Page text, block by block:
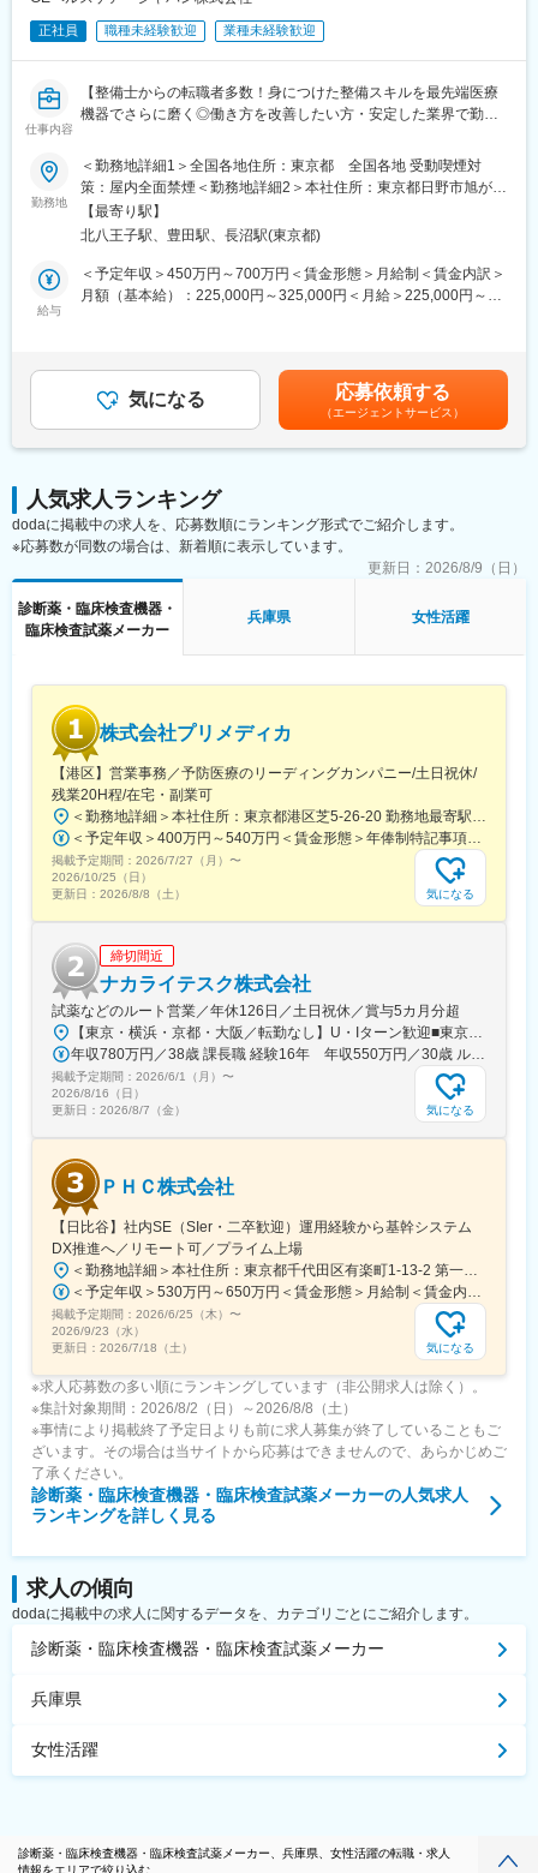
す。
約1か月ほど製剤などの研修を行い、顧客先への訪問は先輩社員と
同行していただくことを想定しています。
変更の範囲：会社の定める業務
医療機関や検査センターで使用される臨床検査機器になります。
査の質や生産性向上に貢献することができます。実際に本ポジシ
ョンからの声で製品改良に繋がった事例が複数あり、オープンな
■働き方：
・月平均残業時間は20時間程度
・機器の新規設置は夕方～夜にかけて行うケースが月に数回あり
します。夜間/休日の対応は週単位でチームで当番制で行ってお
り、特定の人員が多くならないようにしています。また、当番や
入社後6か月間は東京本社での研修を予定しております。（遠方の
方は住居を手配します。）取り扱い製品数は多いですが、支店配
属後も先輩社員との同行を通して業務習得していただくため、業
す。
変更の範囲：会社の定める業務
正社員 職種未経験歓迎 業種未経験歓迎
仕事内容
【整備士からの転職者多数！身につけた整備スキルを最先端医療
機器でさらに磨く◎働き方を改善したい方・安定した業界で勤務
ー】
■業務内容：
医療画像診断装置（CT,MRI）、超音波診断装置や麻酔器、生体モ
ニターを展開する同社のサービスステーションの一員として、下
記のような業務をお任せします。
・医療装置の保守 修理、点検等メンテナンス
に着けることで自然と対応が可能になりますのでご安心くださ
い。
スキルを備えたあとは土日や夜間（当番制）に呼び出し（月2, 3回
程度）はありますが、一次対応はコールセンターが行い、現場で
の対応が必要な場合のみ、出勤します。
また呼び出し手当、待機手当、時間外出勤手当などはしっかり完
こちらはスキルを備えられたことが確認できたのちに入ることに
なりますので、新人の内から対応を求められることはありませ
不明な点は本部アプリケーションエンジニアなどがいるため、最
初は専門的な知識はそこまで持っていなくても大丈夫です。
■研修制度：
各営業所の先輩社員とOJT形式で半年～1年程度かけて育成を行い
ます。過去にも未経験の方も多く入社していますのでご安心くだ
さい。
■長期的な就業可能：
自己都合の退職も3~5％と大手日系メーカーと同様に非常に長く
働ける環境です。
■キャリアパス：
機械だけでなく電気やITの知識も身に着けることができます。
エンジニアのキャリアパスは無限であり、社内公募制度によりサ
ービスマネージャーとして現場のマネジメント、本社工場での製
品開発・改良、サービス体制の仕組み作りなどキャリア構築が可
変更の範囲：会社の定める業務
勤務地
＜勤務地詳細1＞全国各地住所：東京都 全国各地 受動喫煙対
策：屋内全面禁煙＜勤務地詳細2＞本社住所：東京都日野市旭が丘
4-7-127 勤務地最寄駅：JR中央線／豊田駅受動喫煙対策：屋内全
面禁煙変更の範囲：会社の定める事業所（リモートワーク含む）
【最寄り駅】
北八王子駅、豊田駅、長沼駅(東京都)
給与
＜予定年収＞450万円～700万円＜賃金形態＞月給制＜賃金内訳＞
月額（基本給）：225,000円～325,000円＜月給＞225,000円～
までも目安の金額であり、選考を通じて上下する可能性がありま
す。賃金はあくまでも目安の金額であり、選考を通じて上下する
可能性があります。月給(月額)は固定手当を含めた表記です。
気になる 応募依頼する
（エージェントサービス）
人気求人ランキング
dodaに掲載中の求人を、応募数順にランキング形式でご紹介します。
※応募数が同数の場合は、新着順に表示しています。
更新日： 2026/8/9（日）
診断薬・臨床検査機器・
臨床検査試薬メーカー
兵庫県 女性活躍
株式会社プリメディカ
【港区】営業事務／予防医療のリーディングカンパニー/土日祝休/
残業20H程/在宅・副業可
＜勤務地詳細＞本社住所：東京都港区芝5-26-20 勤務地最寄駅：都営大江戸線／大門駅受動喫煙対策：屋内全面禁煙変更の範囲：会社の定める事業所（リモートワーク含む）
＜予定年収＞400万円～540万円＜賃金形態＞年俸制特記事項なし＜賃金内訳＞年額（基本給）：3,210,000円～4,653,360円固定残業手当/月：65,462円～112,220円（固定残業時間30時間0分/月）超過した時間外労働の残業手当は追加支給＜月額＞332,962円～500,000円（12分割）（一律手当を含む）＜昇給有無＞有＜残業手当＞有賃金はあくまでも目安の金額であり、選考を通じて上下する可能性があります。月給(月額)は固定手当を含めた表記です。
掲載予定期間： 2026/7/27（月） 〜
2026/10/25（日）
更新日： 2026/8/8（土） 気になる
締切間近
ナカライテスク株式会社
試薬などのルート営業／年休126日／土日祝休／賞与5カ月分超
【東京・横浜・京都・大阪／転勤なし】U・Iターン歓迎■東京営業所東京都新宿区百人町2-19-13＜アクセス＞JR「新大久保駅」から徒歩6分■横浜営業所神奈川県横浜市中区太田町6-84-2 大樹生命横浜桜木町ビル1F＜アクセス＞横浜高速鉄道「馬車道駅」から徒歩3分JR「桜木町駅」から徒歩7分■本社営業所（京都市）京都市中京区二条通烏丸西入東玉屋町498＜アクセス＞地下鉄 烏丸線「烏丸御池駅」から徒歩5分■大阪営業所大阪府吹田市出口町4-1＜アクセス＞JR「吹田駅」から徒歩8分※原則、転居を伴う転勤はありません。※受動喫煙対策：屋内全面禁煙（屋上に喫煙スペースあり）
年収780万円／38歳 課長職 経験16年 年収550万円／30歳 ルート営業職 経験8年
掲載予定期間： 2026/6/1（月） 〜
2026/8/16（日）
更新日： 2026/8/7（金） 気になる
ＰＨＣ株式会社
【日比谷】社内SE（SIer・二卒歓迎）運用経験から基幹システム
DX推進へ／リモート可／プライム上場
＜勤務地詳細＞本社住所：東京都千代田区有楽町1-13-2 第一生命日比谷ファースト15F受動喫煙対策：屋内全面禁煙変更の範囲：会社の定める事業所（リモートワーク含む）
＜予定年収＞530万円～650万円＜賃金形態＞月給制＜賃金内訳＞月額（基本給）：284,000円～345,000円＜月給＞284,000円～345,000円＜昇給有無＞有＜残業手当＞有＜給与補足＞※当社給与規定により、経験・スキル等を考慮した上で決定いたします。賃金はあくまでも目安の金額であり、選考を通じて上下する可能性があります。月給(月額)は固定手当を含めた表記です。
掲載予定期間： 2026/6/25（木） 〜
2026/9/23（水）
更新日： 2026/7/18（土） 気になる
※求人応募数の多い順にランキングしています（非公開求人は除く）。
※集計対象期間：2026/8/2（日）～2026/8/8（土）
※事情により掲載終了予定日よりも前に求人募集が終了していることもご
ざいます。その場合は当サイトから応募はできませんので、あらかじめご
了承ください。
診断薬・臨床検査機器・臨床検査試薬メーカーの人気求人
ランキングを詳しく見る
求人の傾向
dodaに掲載中の求人に関するデータを、カテゴリごとにご紹介します。
診断薬・臨床検査機器・臨床検査試薬メーカー
兵庫県
女性活躍
診断薬・臨床検査機器・臨床検査試薬メーカー、兵庫県、女性活躍の転職・求人
情報をエリアで絞り込む